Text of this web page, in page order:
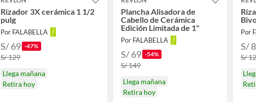
Rizador 3X cerámica 1 1/2
pulg
Por FALABELLA
S/ 69 -47%
S/ 129
Llega mañana
Retira hoy
Plancha Alisadora de
Cabello de Cerámica
Edición Limitada de 1"
Por FALABELLA
S/ 69 -54%
S/ 149
Llega mañana
Retira hoy
Por
S/
S/